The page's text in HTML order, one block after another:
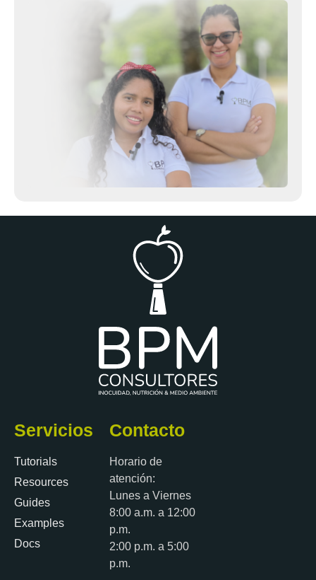
Servicios
Tutorials
Resources
Guides
Examples
Docs
Contacto
Horario de
atención:
Lunes a Viernes
8:00 a.m. a 12:00
p.m.
2:00 p.m. a 5:00
p.m.